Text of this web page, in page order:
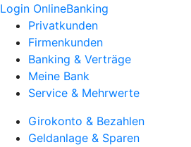
Login OnlineBanking
Privatkunden
Firmenkunden
Banking & Verträge
Meine Bank
Service & Mehrwerte
Girokonto & Bezahlen
Geldanlage & Sparen